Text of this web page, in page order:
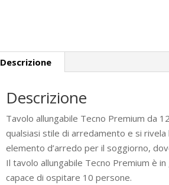
Descrizione
Descrizione
Tavolo allungabile Tecno Premium da
qualsiasi stile di arredamento e si
elemento d’arredo per il soggiorno,
Il tavolo allungabile Tecno Premium è
capace di ospitare 10 persone.